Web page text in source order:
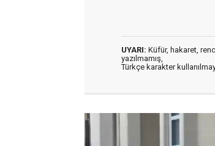
UYARI: Küfür, hakaret,
yazılmamış,
Türkçe karakter